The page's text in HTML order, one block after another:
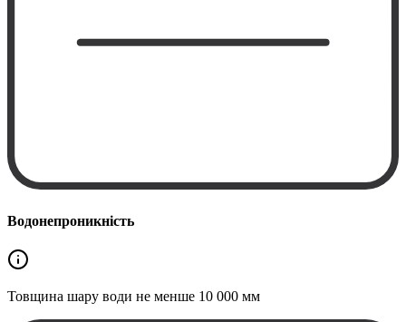
Водонепроникність
Товщина шару води не менше 10 000 мм